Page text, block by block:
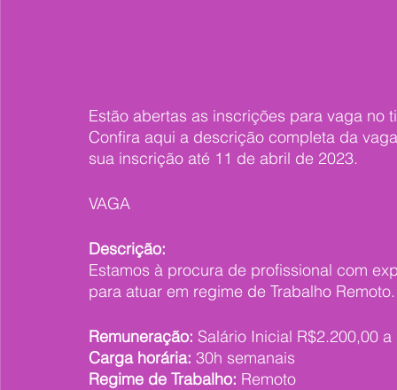
Estão abertas as inscrições para vaga no
Confira aqui a descrição completa da
sua inscrição até 11 de abril de 2023.
VAGA
Descrição:
Estamos à procura de profissional com
para atuar em regime de Trabalho Remoto.
Remuneração: Salário Inicial R$2.200,00 a
Carga horária: 30h semanais
Regime de Trabalho: Remoto